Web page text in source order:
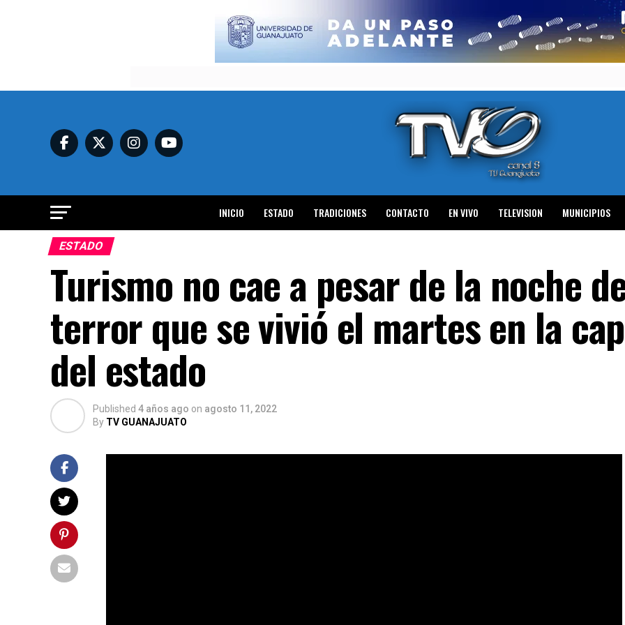
INICIO ESTADO TRADICIONES CONTACTO EN VIVO TELEVISION MUNICIPIOS
ESTADO
Turismo no cae a pesar de la noche
terror que se vivió el martes en la
del estado
Published 4 años ago on agosto 11, 2022
By TV GUANAJUATO